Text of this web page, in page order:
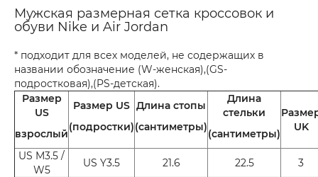
Мужская размерная сетка кроссовок и
обуви Nike и Air Jordan
* подходит для всех моделей, не содержащих в
названии обозначение (W-женская),(GS-
подростковая),(PS-детская).
Размер
US
взрослый
Размер US
(подростки)
Длина стопы
(сантиметры)
Длина
стельки
(сантиметры)
UK
US M3.5 /
W5
US Y3.5 21.6 22.5
3